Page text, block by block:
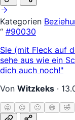
Kategorien
“ #90030
Sie (mit Fleck auf
sehe aus wie ein
dich auch noch!"
Von Witzkeks ·
🥱 😐 🙂 😄 🤣